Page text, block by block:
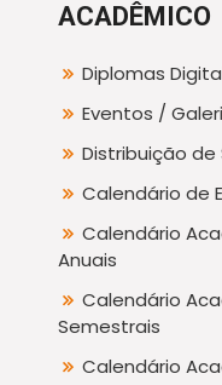
ACADÊMICO
Diplomas
Eventos /
Distribuição de
Calendário de
Calendário
Anuais
Calendário
Semestrais
Calendário